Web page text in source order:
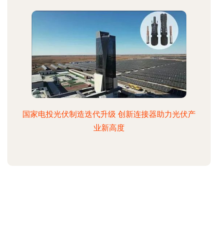
国家电投光伏制造迭代升级 创新连接器助力光伏产
业新高度